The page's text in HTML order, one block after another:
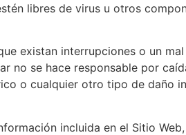
libres de virus u otros
existan interrupciones o un
no se hace responsable por
o cualquier otro tipo de daño
incluida en el Sitio